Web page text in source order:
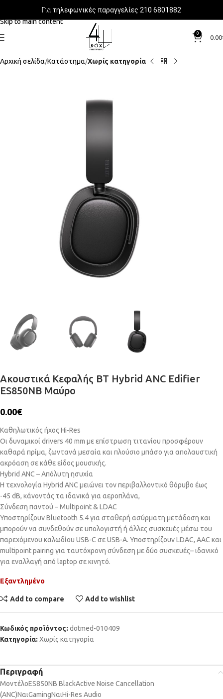
Skip to navigation
Skip to main content
Για τηλεφωνικές παραγγελίες 210 6801882
0
0.00
Αρχική σελίδα Κατάστημα Χωρίς κατηγορία
Ακουστικά Κεφαλής BT Hybrid ANC Edifier
ES850NB Μαύρο
0.00€
Καθηλωτικός ήχος Hi-Res
Οι δυναμικοί drivers 40 mm με επίστρωση τιτανίου προσφέρουν
καθαρά πρίμα, ζωντανά μεσαία και πλούσιο μπάσο για απολαυστική
ακρόαση σε κάθε είδος μουσικής.
Hybrid ANC – Απόλυτη ησυχία
Η τεχνολογία Hybrid ANC μειώνει τον περιβαλλοντικό θόρυβο έως
-45 dB, κάνοντάς τα ιδανικά για αεροπλάνα,
Σύνδεση παντού – Multipoint & LDAC
Υποστηρίζουν Bluetooth 5.4 για σταθερή ασύρματη μετάδοση και
μπορούν να συνδεθούν σε υπολογιστή ή άλλες συσκευές μέσω του
παρεχόμενου καλωδίου USB-C σε USB-A. Υποστηρίζουν LDAC, AAC και
multipoint pairing για ταυτόχρονη σύνδεση με δύο συσκευές– ιδανικό
για εναλλαγή από laptop σε κινητό.
Εξαντλημένο
Add to compare Add to wishlist
Κωδικός προϊόντος: dotmed-010409
Κατηγορία: Χωρίς κατηγορία
Περιγραφή
ΜοντέλοES850NB BlackActive Noise Cancellation
(ANC)ΝαιGamingΝαιHi-Res Audio